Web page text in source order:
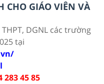
CHO GIÁO VIÊN VÀ
DGNL các trường
tại
283 45 85